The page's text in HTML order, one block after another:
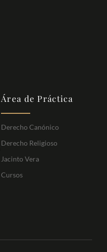
Área de Práctica
Derecho Canónico
Derecho Religioso
Jacinto Vera
Cursos